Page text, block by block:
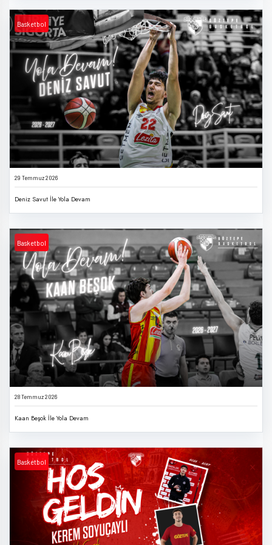
Basketbol
29 Temmuz 2026
Deniz Savut İle Yola Devam
Basketbol
28 Temmuz 2026
Kaan Beşok İle Yola Devam
Basketbol